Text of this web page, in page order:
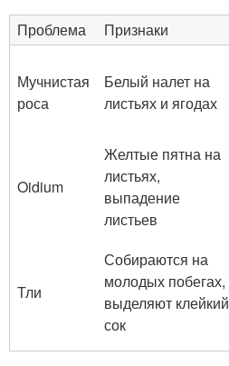
Проблема Признаки
Мучнистая
роса
Белый налет на
листьях и ягодах
Oidium
Желтые пятна на
листьях,
выпадение
листьев
Тли
Собираются на
молодых побегах,
выделяют клейкий
сок